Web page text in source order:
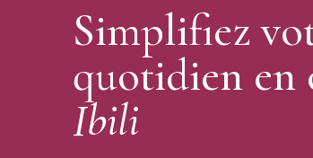
Design ergonomique
Marque :Ibili
Simplifiez
quotidien en
Ibili